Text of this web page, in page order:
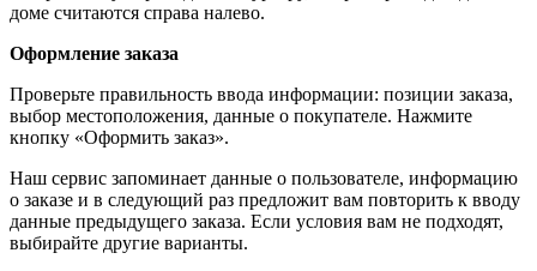
доме считаются справа налево.
Оформление заказа
Проверьте правильность ввода информации: позиции заказа,
выбор местоположения, данные о покупателе. Нажмите
кнопку «Оформить заказ».
Наш сервис запоминает данные о пользователе, информацию
о заказе и в следующий раз предложит вам повторить к вводу
данные предыдущего заказа. Если условия вам не подходят,
выбирайте другие варианты.